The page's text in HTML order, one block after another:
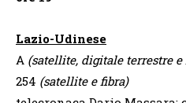
Lazio-Udinese
A (satellite, digitale terrestre e
254 (satellite e fibra)